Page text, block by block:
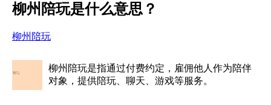
柳州陪玩是什么意思？
柳州陪玩
柳州陪玩是指通过付费约定，雇佣他人作为陪伴
对象，提供陪玩、聊天、游戏等服务。